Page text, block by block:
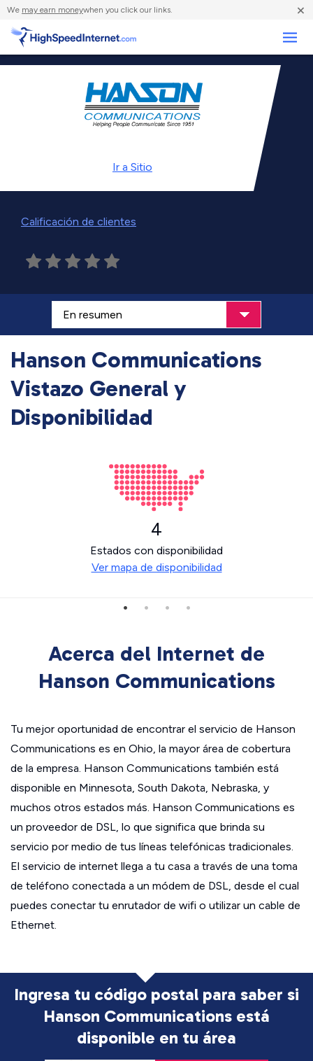
We may earn moneywhen you click our links. ×
Ir a Sitio
Calificación de clientes
Hanson Communications
Vistazo General y
Disponibilidad
4
Estados con disponibilidad
Ver mapa de disponibilidad
Acerca del Internet de
Hanson Communications
Tu mejor oportunidad de encontrar el servicio de Hanson
Communications es en Ohio, la mayor área de cobertura
de la empresa. Hanson Communications también está
disponible en Minnesota, South Dakota, Nebraska, y
muchos otros estados más. Hanson Communications es
un proveedor de DSL, lo que significa que brinda su
servicio por medio de tus líneas telefónicas tradicionales.
El servicio de internet llega a tu casa a través de una toma
de teléfono conectada a un módem de DSL, desde el cual
puedes conectar tu enrutador de wifi o utilizar un cable de
Ethernet.
Ingresa tu código postal para saber si
Hanson Communications está
disponible en tu área